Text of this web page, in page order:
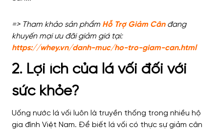
=> Tham khảo sản phẩm Hỗ Trợ Giảm Cân đang
khuyến mại ưu đãi giảm giá tại:
https://whey.vn/danh-muc/ho-tro-giam-can.html
2. Lợi ích của lá vối đối với
sức khỏe?
Uống nước lá vối luôn là truyền thống trong nhiều hộ
gia đình Việt Nam. Để biết lá vối có thực sự giảm cân